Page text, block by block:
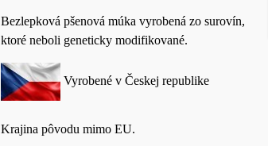
Bezlepková pšenová múka vyrobená zo surovín,
ktoré neboli geneticky modifikované.
Vyrobené v Českej republike
Krajina pôvodu mimo EU.